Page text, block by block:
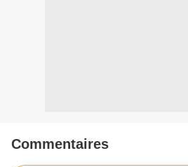
Commentaires